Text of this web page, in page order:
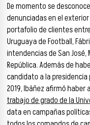
De momento se
denunciadas en el
portafolio de clientes
Uruguaya de Football,
intendencias de San
República. Además de
candidato a la presidencia
2019, Ibáñez afirmó haber
trabajo de grado de la
data en campañas